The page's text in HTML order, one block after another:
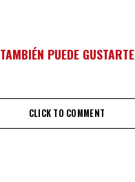
TAMBIÉN PUEDE GUSTARTE
CLICK TO COMMENT